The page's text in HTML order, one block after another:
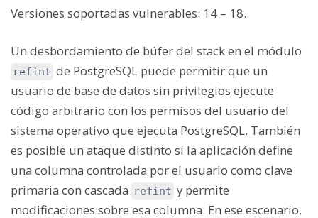
Versiones soportadas vulnerables: 14 – 18.
Un desbordamiento de búfer del stack en el módulo
refint de PostgreSQL puede permitir que un
usuario de base de datos sin privilegios ejecute
código arbitrario con los permisos del usuario del
sistema operativo que ejecuta PostgreSQL. También
es posible un ataque distinto si la aplicación define
una columna controlada por el usuario como clave
primaria con cascada refint y permite
modificaciones sobre esa columna. En ese escenario,